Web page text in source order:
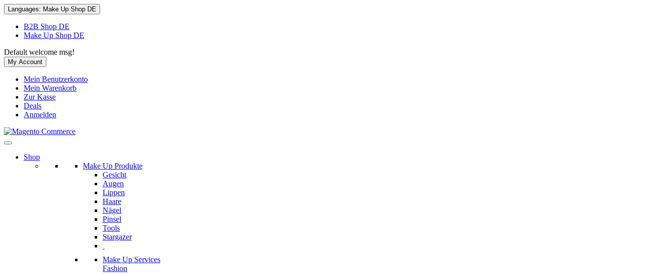
Languages: Make Up Shop DE
B2B Shop DE
Make Up Shop DE
Default welcome msg!
My Account
Mein Benutzerkonto
Mein Warenkorb
Zur Kasse
Deals
Anmelden
Shop
Make Up Produkte
Gesicht
Augen
Lippen
Haare
Nägel
Pinsel
Tools
Stargazer
Make Up Services
Fashion